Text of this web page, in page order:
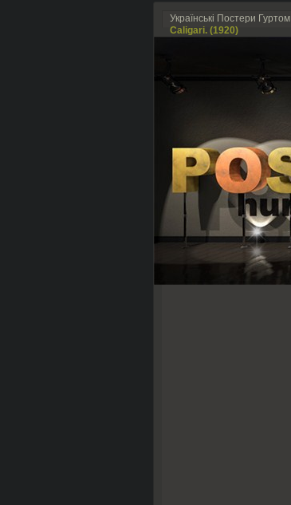
Українські Постери Гуртом
Caligari. (1920)